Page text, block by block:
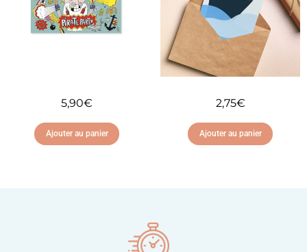
5,90€
Ajouter au panier
2,75€
Ajouter au panier